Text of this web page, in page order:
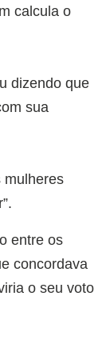
calcula o
dizendo que
sua
mulheres
entre os
concordava
o seu voto